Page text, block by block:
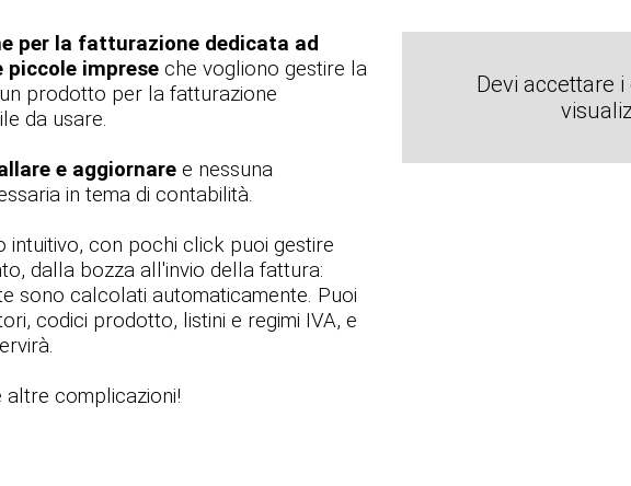
per la fatturazione dedicata ad
imprese che vogliono gestire la
prodotto per la fatturazione
da usare.
e aggiornare e nessuna
in tema di contabilità.
intuitivo, con pochi click puoi gestire
dalla bozza all'invio della fattura:
sono calcolati automaticamente. Puoi
codici prodotto, listini e regimi IVA, e
altre complicazioni!
Devi accettare